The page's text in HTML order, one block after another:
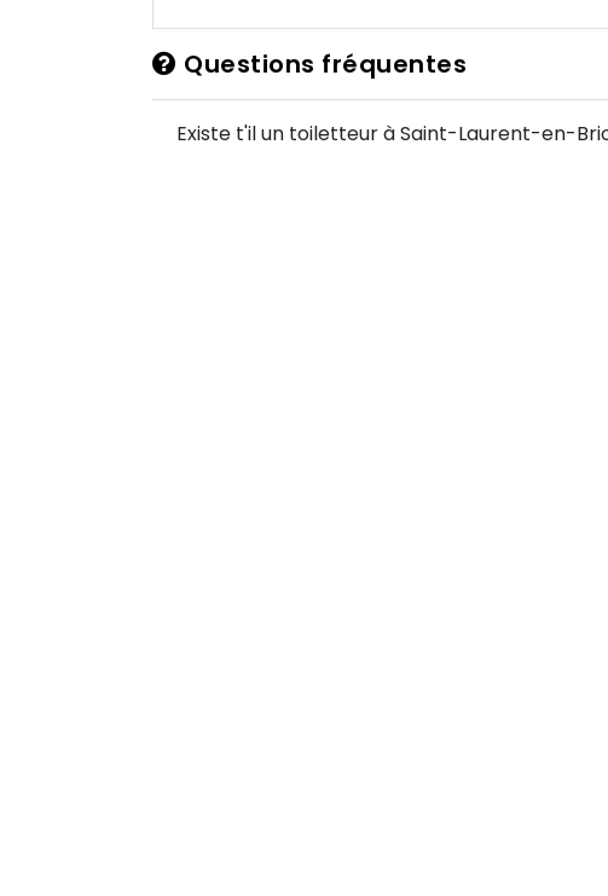
Questions fréquentes
Existe t'il un toiletteur à Saint-Laurent-en-